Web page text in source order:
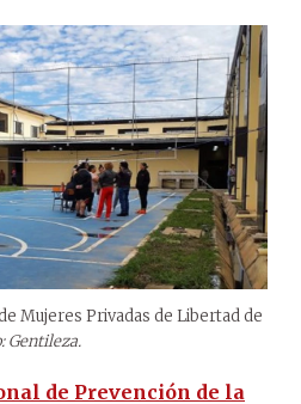
Mujeres Privadas de Libertad de
Gentileza.
de Prevención de la